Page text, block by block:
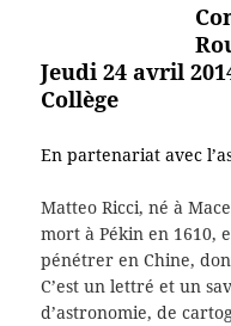
Jeudi 24 avril
Collège
En partenariat avec
Matteo Ricci, né à
mort à Pékin en 1610,
pénétrer en Chine,
C’est un lettré et un
d’astronomie, de